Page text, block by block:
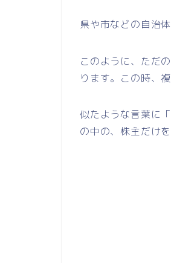
県や市などの自治
このように、ただ
ります。この時、
似たような言葉に
の中の、株主だけ